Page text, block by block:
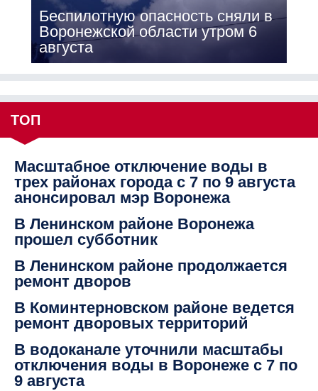
Беспилотную опасность сняли в
Воронежской области утром 6
августа
ТОП
Масштабное отключение воды в
трех районах города с 7 по 9 августа
анонсировал мэр Воронежа
В Ленинском районе Воронежа
прошел субботник
В Ленинском районе продолжается
ремонт дворов
В Коминтерновском районе ведется
ремонт дворовых территорий
В водоканале уточнили масштабы
отключения воды в Воронеже с 7 по
9 августа